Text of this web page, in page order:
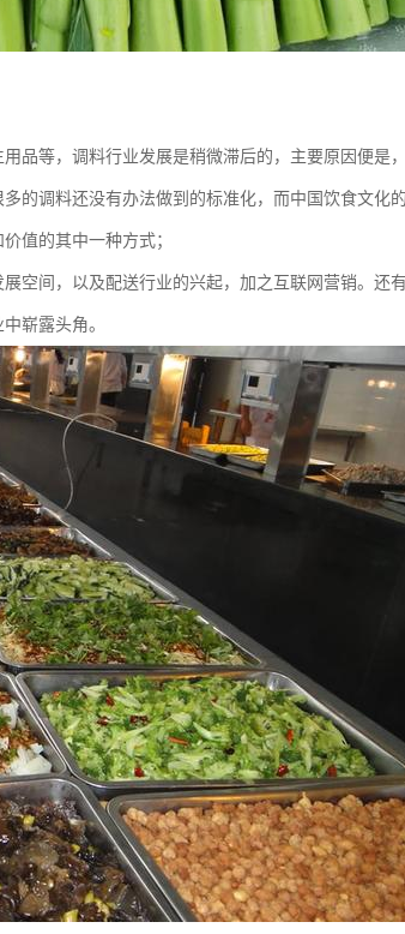
品等，调料行业发展是稍微滞后的，主要原因便是
的调料还没有办法做到的标准化，而中国饮食文化
值的其中一种方式；
空间，以及配送行业的兴起，加之互联网营销。还
崭露头角。